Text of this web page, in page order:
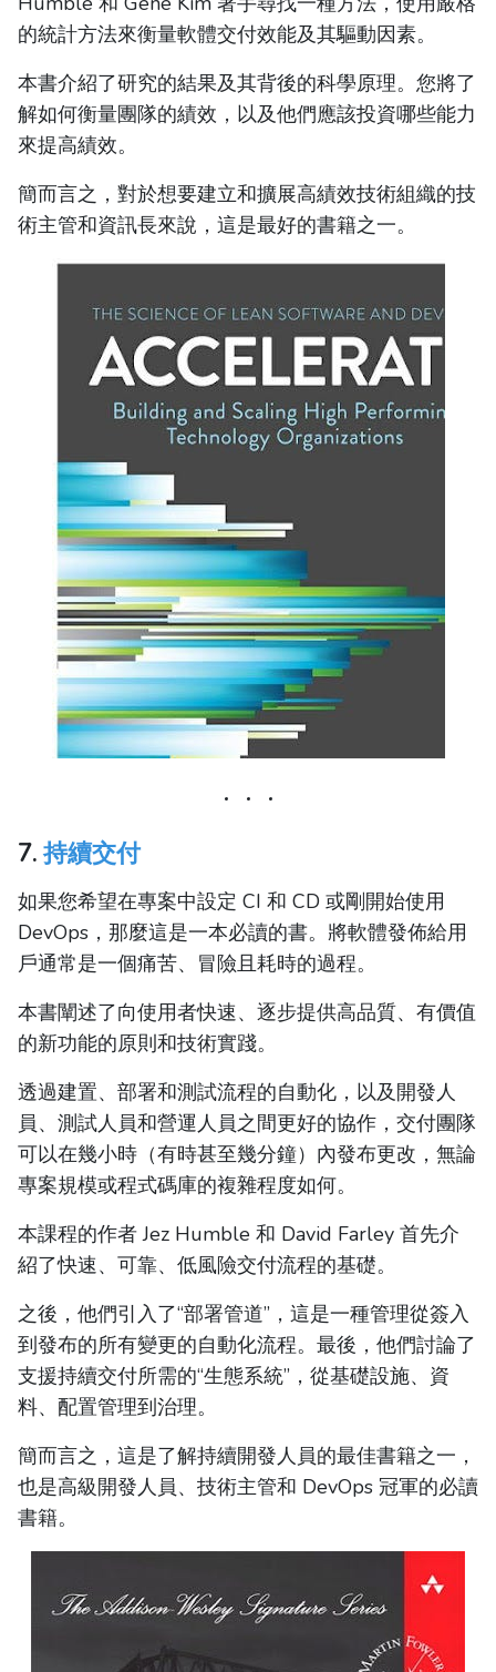
的統計方法來衡量軟體交付效能及其驅動因素。
本書介紹了研究的結果及其背後的科學原理。您將了
解如何衡量團隊的績效，以及他們應該投資哪些能力
來提高績效。
簡而言之，對於想要建立和擴展高績效技術組織的技
術主管和資訊長來說，這是最好的書籍之一。
7. 持續交付
如果您希望在專案中設定 CI 和 CD 或剛開始使用
DevOps，那麼這是一本必讀的書。將軟體發佈給用
戶通常是一個痛苦、冒險且耗時的過程。
本書闡述了向使用者快速、逐步提供高品質、有價值
的新功能的原則和技術實踐。
透過建置、部署和測試流程的自動化，以及開發人
員、測試人員和營運人員之間更好的協作，交付團隊
可以在幾小時（有時甚至幾分鐘）內發布更改，無論
專案規模或程式碼庫的複雜程度如何。
本課程的作者 Jez Humble 和 David Farley 首先介
紹了快速、可靠、低風險交付流程的基礎。
之後，他們引入了“部署管道”，這是一種管理從簽入
到發布的所有變更的自動化流程。最後，他們討論了
支援持續交付所需的“生態系統”，從基礎設施、資
料、配置管理到治理。
簡而言之，這是了解持續開發人員的最佳書籍之一，
也是高級開發人員、技術主管和 DevOps 冠軍的必讀
書籍。